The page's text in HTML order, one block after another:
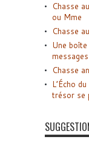
Chasse
ou Mme
Chasse
Une
Chasse
L’Écho
trésor se